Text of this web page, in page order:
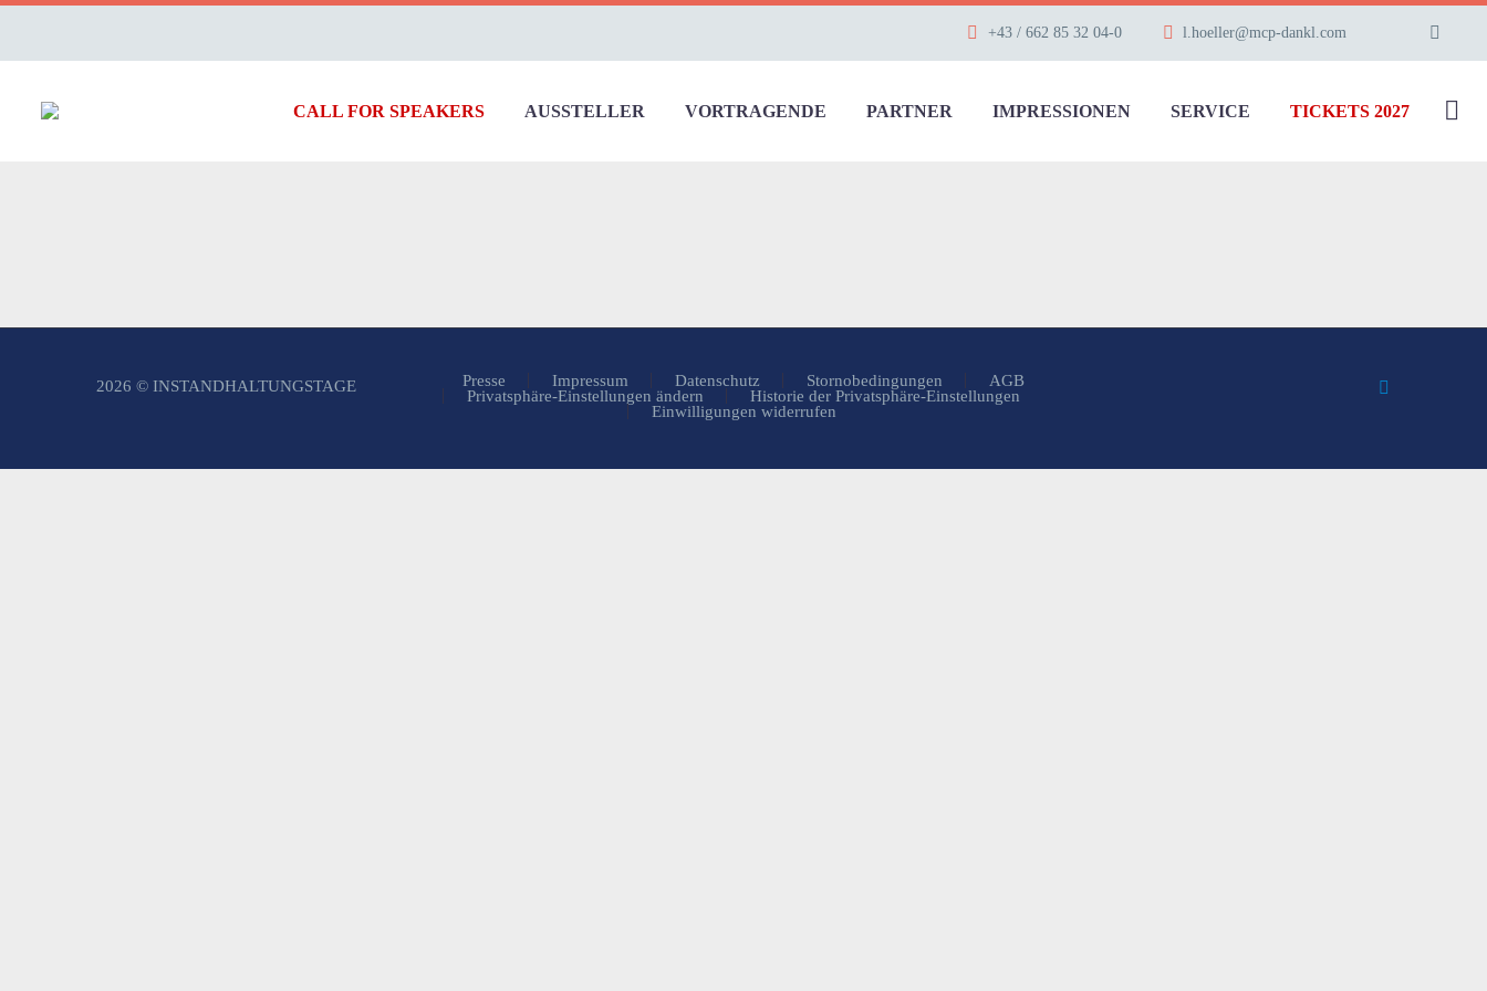
+43 / 662 85 32 04-0 l.hoeller@mcp-dankl.com
CALL FOR SPEAKERS AUSSTELLER VORTRAGENDE PARTNER IMPRESSIONEN SERVICE TICKETS 2027
Presse Impressum Datenschutz Stornobedingungen
AGB
Privatsphäre-Einstellungen ändern
Historie der Privatsphäre-Einstellungen
Einwilligungen widerrufen
2026 © INSTANDHALTUNGSTAGE